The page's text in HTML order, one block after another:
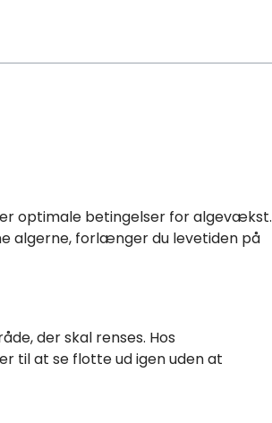
optimale betingelser for algevækst.
algerne, forlænger du levetiden på
der skal renses. Hos
til at se flotte ud igen uden at